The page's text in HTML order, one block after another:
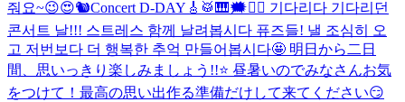
줘요~😉😍🐿️Concert D-DAY🎸🥁🎹🗯️❤️‍🔥 기다리다 기다리던
콘서트 날!!! 스트레스 함께 날려봅시다 퓨즈들! 낼 조심히 오
고 저번보다 더 행복한 추억 만들어봅시다🤩 明日から二日
間、思いっきり楽しみましょう!!⭐️ 昼暑いのでみなさんお気
をつけて！最高の思い出作る準備だけして来てください😏